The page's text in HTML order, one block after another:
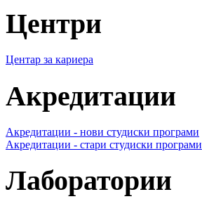
Центри
Центар за кариера
Акредитации
Акредитации - нови студиски програми
Акредитации - стари студиски програми
Лаборатории